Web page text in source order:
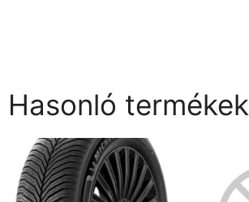
Hasonló termékek